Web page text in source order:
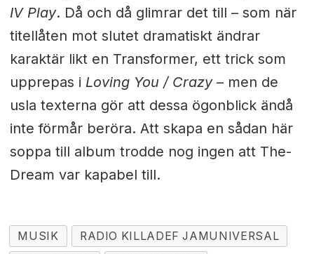
IV Play. Då och då glimrar det till – som när
titellåten mot slutet dramatiskt ändrar
karaktär likt en Transformer, ett trick som
upprepas i Loving You / Crazy– men de
usla texterna gör att dessa ögonblick ändå
inte förmår beröra. Att skapa en sådan här
soppa till album trodde nog ingen att The-
Dream var kapabel till.
MUSIK
RADIO KILLADEF JAMUNIVERSAL